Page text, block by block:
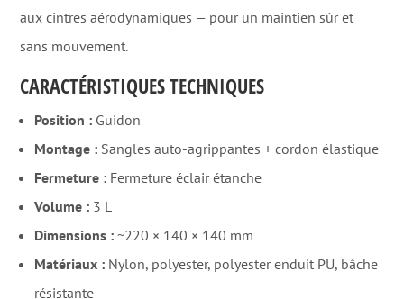
aux cintres aérodynamiques — pour un maintien sûr et
sans mouvement.
CARACTÉRISTIQUES TECHNIQUES
Position : Guidon
Montage : Sangles auto-agrippantes + cordon élastique
Fermeture : Fermeture éclair étanche
Volume : 3 L
Dimensions : ~220 × 140 × 140 mm
Matériaux : Nylon, polyester, polyester enduit PU, bâche
résistante